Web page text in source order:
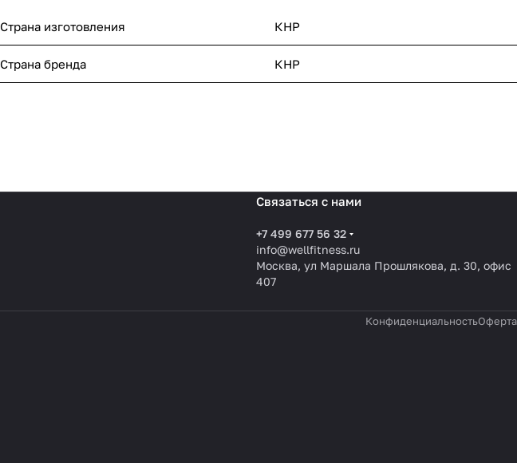
Страна изготовления КНР
Страна бренда КНР
Связаться с нами
+7 499 677 56 32
info@wellfitness.ru
Москва, ул Маршала Прошлякова, д. 30, офис
407
КонфиденциальностьОферта